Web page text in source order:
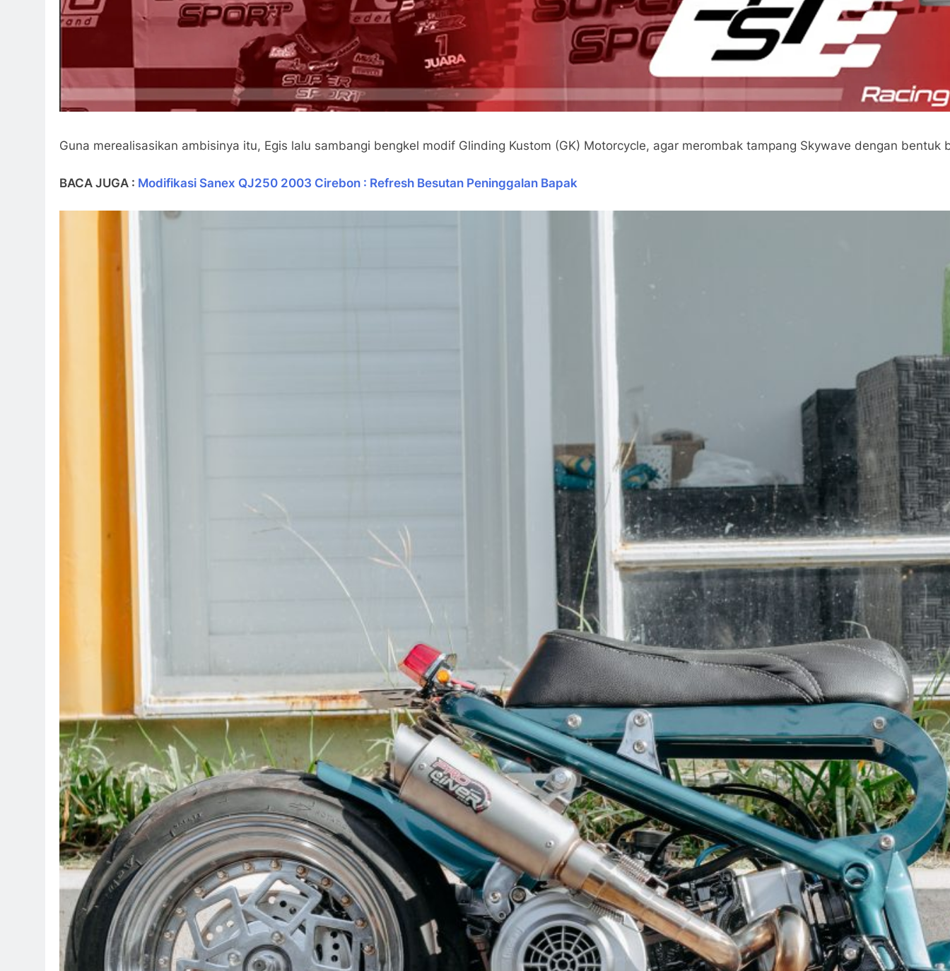
Guna merealisasikan ambisinya itu, Egis lalu sambangi bengkel modif Glinding Kustom (GK) Motorcycle, agar merombak tampang Skywave dengan
BACA JUGA : Modifikasi Sanex QJ250 2003 Cirebon : Refresh Besutan Peninggalan Bapak